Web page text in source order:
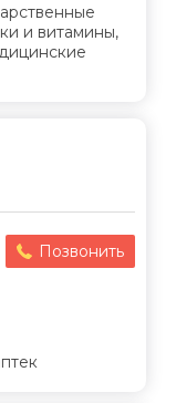
и витамины,
Позвонить